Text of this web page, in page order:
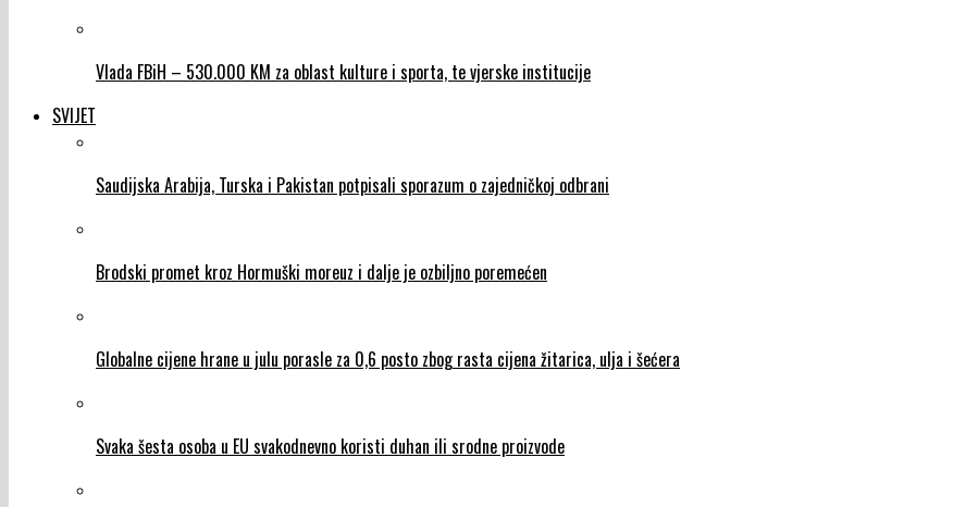
Vlada FBiH – 530.000 KM za oblast kulture i sporta, te vjerske institucije
SVIJET
Saudijska Arabija, Turska i Pakistan potpisali sporazum o zajedničkoj odbrani
Brodski promet kroz Hormuški moreuz i dalje je ozbiljno poremećen
Globalne cijene hrane u julu porasle za 0,6 posto zbog rasta cijena žitarica, ulja i šećera
Svaka šesta osoba u EU svakodnevno koristi duhan ili srodne proizvode